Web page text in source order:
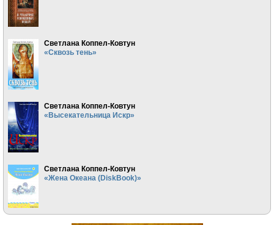
Светлана Коппел-Ковтун
«Сквозь тень»
Светлана Коппел-Ковтун
«Высекательница Искр»
Светлана Коппел-Ковтун
«Жена Океана (DiskBook)»